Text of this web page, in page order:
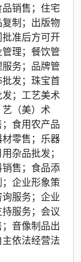
销售；住宅
制；出版物
准后方可开
理；餐饮管
务；品牌管
发；珠宝首
；工艺美术
（美）术
食用农产品
零售；乐器
杂品批发；
售；食品添
企业形象策
服务；企业
服务；会议
音像制品出
依法经营法